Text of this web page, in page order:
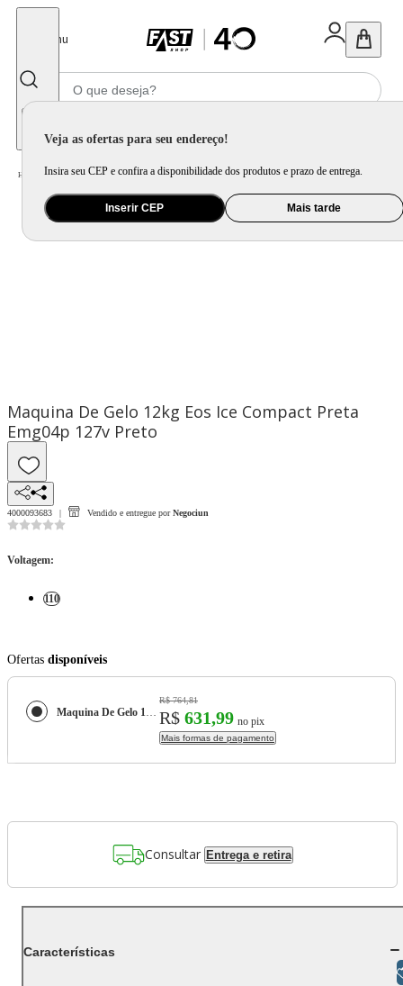
Menu
Veja as ofertas para seu endereço!
Insira seu CEP e confira a disponibilidade dos produtos e prazo de entrega.
Inserir CEP Mais tarde
Home Eletroportátil / Máquina de Gelo
Maquina De Gelo 12kg Eos Ice Compact Preta
Emg04p 127v Preto
4000093683 Vendido e entregue por Negociun
Voltagem:
110
Ofertas disponíveis
Maquina De Gelo 12kg Eos Ice Compact Preta Emg04p 127v Preto
R$ 764,81
R$ 631,99 no pix
Mais formas de pagamento
Consultar Entrega e retira
Características